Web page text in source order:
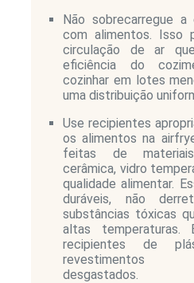
Não sobrecarregue
com alimentos. Isso
circulação de ar
eficiência do
cozinhar em lotes
uma distribuição
Use recipientes
os alimentos na
feitas de
cerâmica, vidro
qualidade alimentar.
duráveis, não
substâncias tóxicas
altas
recipientes de
revestimentos
desgastados.